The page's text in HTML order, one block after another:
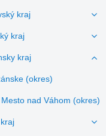
kraj
kraj
kraj
(okres)
nad Váhom (okres)